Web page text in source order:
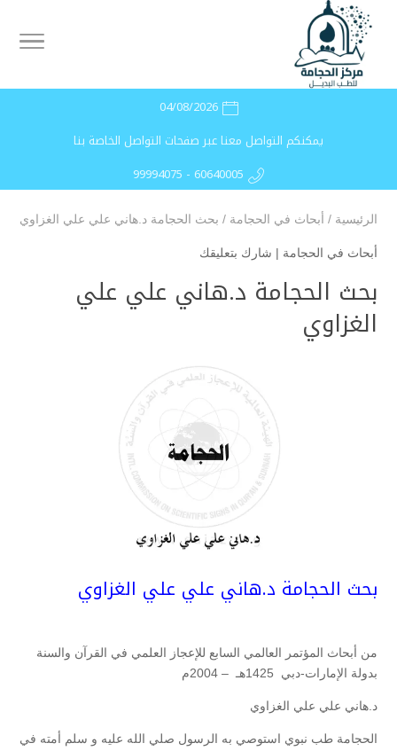
04/08/2026
يمكنكم التواصل معنا عبر صفحات التواصل الخاصة بنا
99994075 - 60640005
الرئيسية / أبحاث في الحجامة / بحث الحجامة د.هاني علي علي الغزاوي
أبحاث في الحجامة | شارك بتعليقك
بحث الحجامة د.هاني علي علي
الغزاوي
بحث الحجامة د.هاني علي علي الغزاوي
من أبحاث المؤتمر العالمي السابع للإعجاز العلمي في القرآن والسنة
بدولة الإمارات-دبي 1425هـ – 2004م
د.هاني علي علي الغزاوي
الحجامة طب نبوي استوصي به الرسول صلي الله عليه و سلم أمته في